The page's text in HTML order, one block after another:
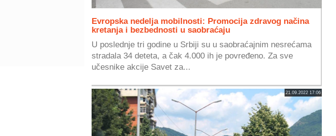
Evropska nedelja mobilnosti: Promocija zdravog načina
kretanja i bezbednosti u saobraćaju
U poslednje tri godine u Srbiji su u saobraćajnim nesrećama
stradala 34 deteta, a čak 4.000 ih je povređeno. Za sve
učesnike akcije Savet za...
21.09.2022 17:06